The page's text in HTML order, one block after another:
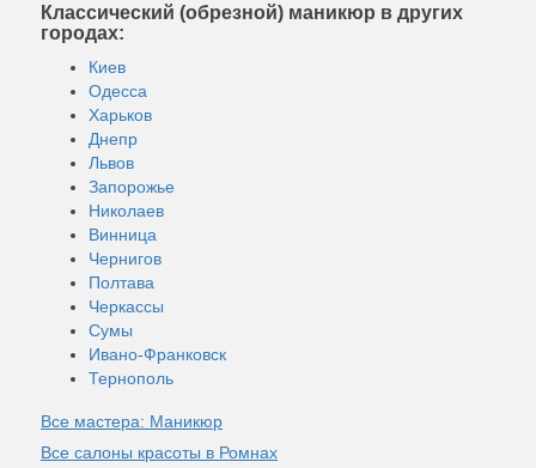
Классический (обрезной) маникюр в других
городах:
Киев
Одесса
Харьков
Днепр
Львов
Запорожье
Николаев
Винница
Чернигов
Полтава
Черкассы
Сумы
Ивано-Франковск
Тернополь
Все мастера: Маникюр
Все салоны красоты в Ромнах